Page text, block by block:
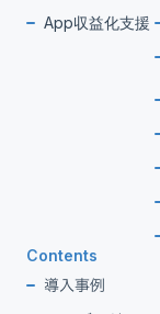
App収益化支援
Contents
導入事例